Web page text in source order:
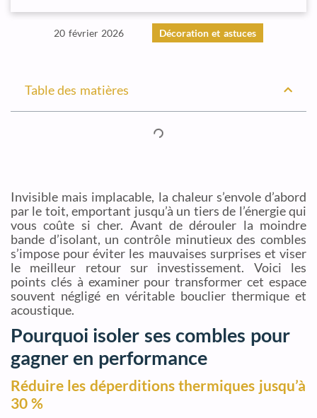
20 février 2026 Décoration et astuces
Table des matières
Invisible mais implacable, la chaleur s’envole d’abord
par le toit, emportant jusqu’à un tiers de l’énergie qui
vous coûte si cher. Avant de dérouler la moindre
bande d’isolant, un contrôle minutieux des combles
s’impose pour éviter les mauvaises surprises et viser
le meilleur retour sur investissement. Voici les
points clés à examiner pour transformer cet espace
souvent négligé en véritable bouclier thermique et
acoustique.
Pourquoi isoler ses combles pour
gagner en performance
Réduire les déperditions thermiques jusqu’à
30 %